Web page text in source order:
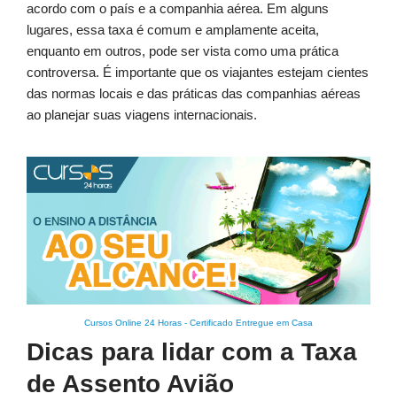
acordo com o país e a companhia aérea. Em alguns
lugares, essa taxa é comum e amplamente aceita,
enquanto em outros, pode ser vista como uma prática
controversa. É importante que os viajantes estejam cientes
das normas locais e das práticas das companhias aéreas
ao planejar suas viagens internacionais.
Cursos Online 24 Horas - Certificado Entregue em Casa
Dicas para lidar com a Taxa
de Assento Avião